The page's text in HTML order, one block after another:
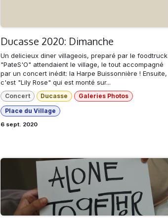
Ducasse 2020: Dimanche
Un delicieux diner villageois, preparé par le foodtruck
"PateS'O" attendaient le village, le tout accompagné
par un concert inédit: la Harpe Buissonnière ! Ensuite,
c'est "Lily Rose" qui est monté sur...
Concert Ducasse Galeries Photos
Place du Village
6 sept. 2020